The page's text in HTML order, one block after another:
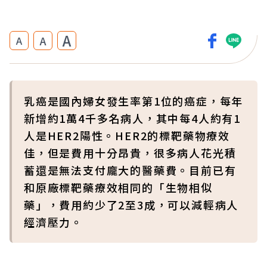
A A A
乳癌是國內婦女發生率第1位的癌症，每年
新增約1萬4千多名病人，其中每4人約有1
人是HER2陽性。HER2的標靶藥物療效
佳，但是費用十分昂貴，很多病人花光積
蓄還是無法支付龐大的醫藥費。目前已有
和原廠標靶藥療效相同的「生物相似
藥」，費用約少了2至3成，可以減輕病人
經濟壓力。